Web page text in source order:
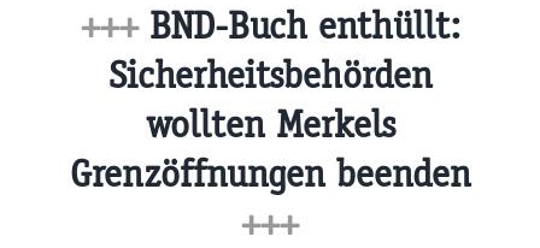
+++BND-Buch enthüllt:
Sicherheitsbehörden
wollten Merkels
Grenzöffnungen beenden
+++